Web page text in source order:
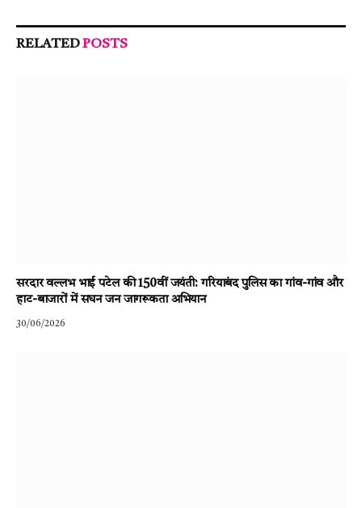
RELATEDPOSTS
सरदार वल्लभ भाई पटेल की 150वीं जयंती: गरियाबंद पुलिस का गांव-गांव और
हाट-बाजारों में सघन जन जागरूकता अभियान
30/06/2026